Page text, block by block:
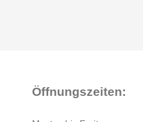
Öffnungszeiten: